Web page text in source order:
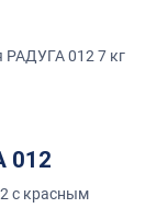
012
с красным